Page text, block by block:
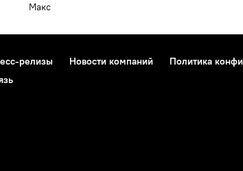
Макс
релизы Новости компаний Политика